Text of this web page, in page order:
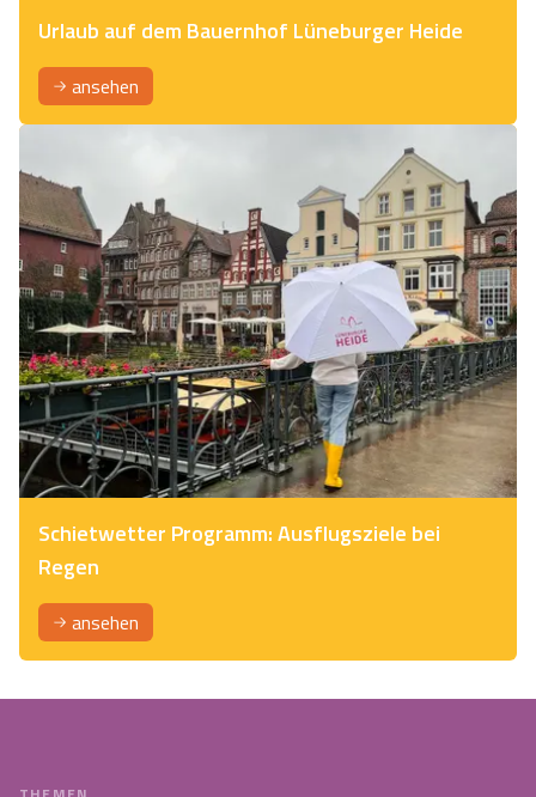
Urlaub auf dem Bauernhof Lüneburger Heide
ansehen
Schietwetter Programm: Ausflugsziele bei
Regen
ansehen